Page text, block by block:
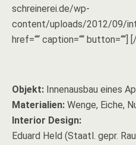
schreinerei.de/wp-
content/uploads/2012/09/
href=““ caption=““ button=““]
Objekt: Innenausbau eines
Materialien: Wenge, Eiche,
Interior Design:
Eduard Held (Staatl. gepr.